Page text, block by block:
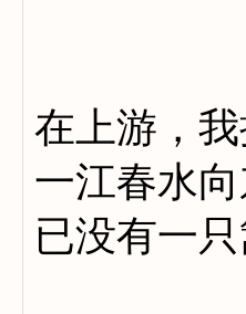
在上游，
一江春水
已没有一